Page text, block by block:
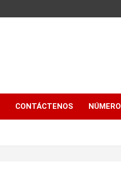
CONTÁCTENOS